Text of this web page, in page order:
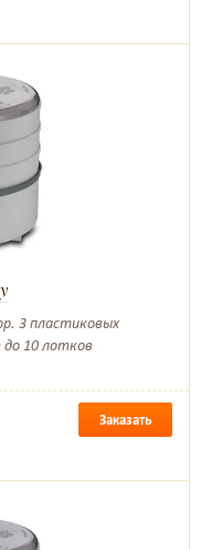
3 пластиковых
до 10 лотков
Заказать